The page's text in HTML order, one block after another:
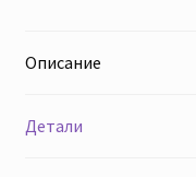
Описание
Детали